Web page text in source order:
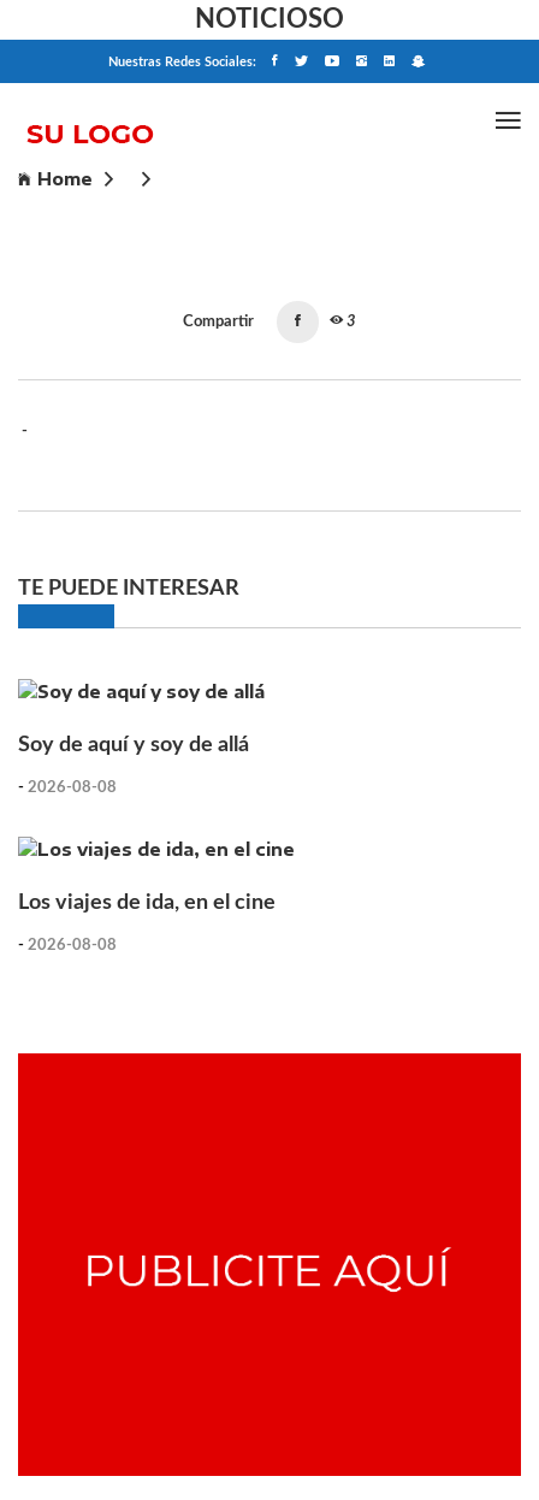
NOTICIOSO
Nuestras Redes Sociales:
Home
Compartir 3
-
TE PUEDE INTERESAR
Soy de aquí y soy de allá
- 2026-08-08
Los viajes de ida, en el cine
- 2026-08-08